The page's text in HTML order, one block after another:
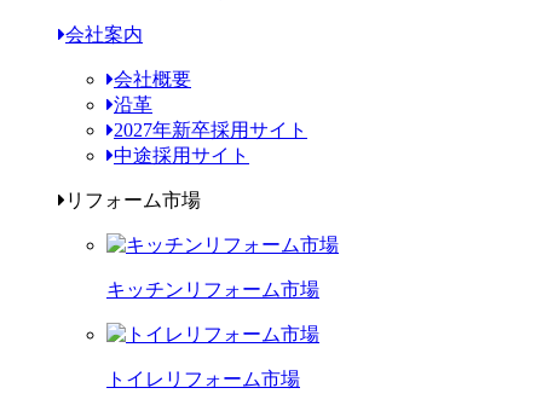
会社案内
会社概要
沿革
2027年新卒採用サイト
中途採用サイト
リフォーム市場
キッチンリフォーム市場
トイレリフォーム市場